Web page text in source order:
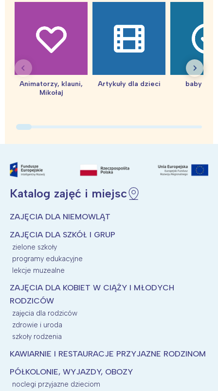
Animatorzy, klauni,
Mikołaj
Artykuły dla dzieci baby
Katalog zajęć i miejsc
ZAJĘCIA DLA NIEMOWLĄT
ZAJĘCIA DLA SZKÓŁ I GRUP
zielone szkoły
programy edukacyjne
lekcje muzealne
ZAJĘCIA DLA KOBIET W CIĄŻY I MŁODYCH
RODZICÓW
zajęcia dla rodziców
zdrowie i uroda
szkoły rodzenia
KAWIARNIE I RESTAURACJE PRZYJAZNE RODZINOM
PÓŁKOLONIE, WYJAZDY, OBOZY
noclegi przyjazne dzieciom
Łódź
Trójmiasto
Wrocław
Śląsk
Kraków
Południe
Wszystkie